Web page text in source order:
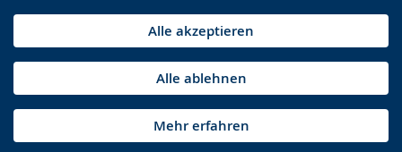
Alle akzeptieren
Alle ablehnen
Mehr erfahren